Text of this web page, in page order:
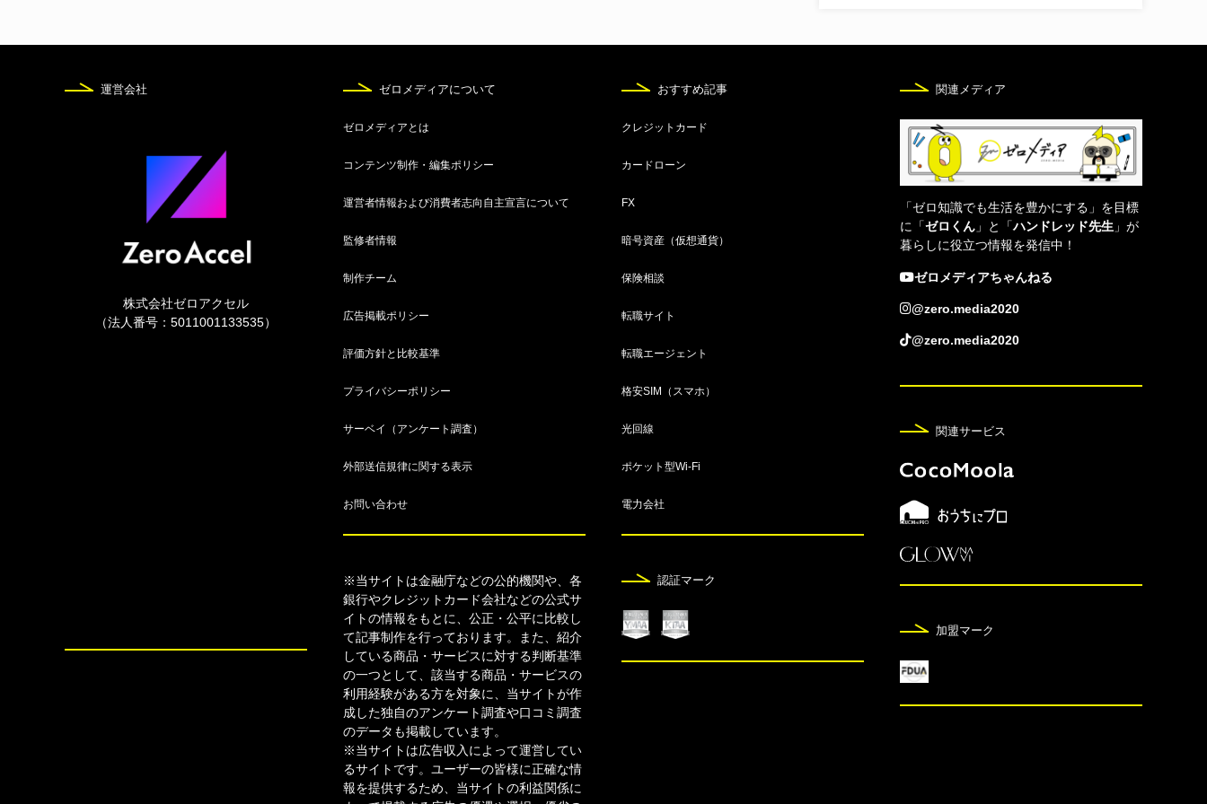
運営会社
株式会社ゼロアクセル
（法人番号：5011001133535）
ゼロメディアについて
ゼロメディアとは
コンテンツ制作・編集ポリシー
運営者情報および消費者志向自主宣言について
監修者情報
制作チーム
広告掲載ポリシー
評価方針と比較基準
プライバシーポリシー
サーベイ（アンケート調査）
外部送信規律に関する表示
お問い合わせ
おすすめ記事
クレジットカード
カードローン
FX
暗号資産（仮想通貨）
保険相談
転職サイト
転職エージェント
格安SIM（スマホ）
光回線
ポケット型Wi-Fi
電力会社
関連メディア
「ゼロ知識でも生活を豊かにする」を目標
に「ゼロくん 」と「ハンドレッド先生 」が
暮らしに役立つ情報を発信中！
ゼロメディアちゃんねる
@zero.media2020
@zero.media2020
関連サービス
※当サイトは金融庁などの公的機関や、各
銀行やクレジットカード会社などの公式サ
イトの情報をもとに、公正・公平に比較し
て記事制作を行っております。また、紹介
している商品・サービスに対する判断基準
の一つとして、該当する商品・サービスの
利用経験がある方を対象に、当サイトが作
成した独自のアンケート調査や口コミ調査
のデータも掲載しています。
※当サイトは広告収入によって運営してい
るサイトです。ユーザーの皆様に正確な情
報を提供するため、当サイトの利益関係に
認証マーク
加盟マーク
独自調査